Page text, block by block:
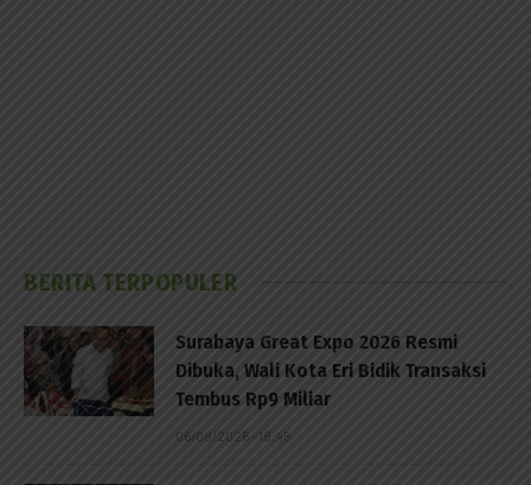
BERITA TERPOPULER
Surabaya Great Expo 2026 Resmi
Dibuka, Wali Kota Eri Bidik Transaksi
Tembus Rp9 Miliar
06/08/2026 - 18:45